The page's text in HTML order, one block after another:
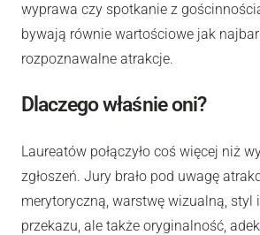
wyprawa czy spotkanie z
bywają równie wartościowe jak
rozpoznawalne atrakcje.
Dlaczego właśnie oni?
Laureatów połączyło coś więcej niż
zgłoszeń. Jury brało pod uwagę
merytoryczną, warstwę wizualną, styl
przekazu, ale także oryginalność,